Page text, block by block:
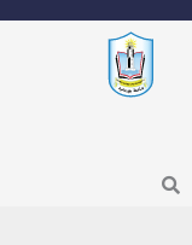
Search